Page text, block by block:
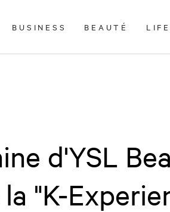
BUSINESS BEAUTÉ
d'YSL
"K-